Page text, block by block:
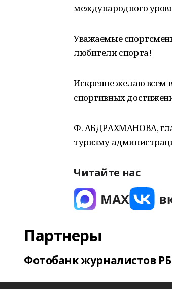
международного
Уважаемые
любители спорта!
Искренне желаю всем
спортивных
Ф. АБДРАХМАНОВА,
туризму
Читайте нас
Партнеры
Фотобанк журналистов РБ